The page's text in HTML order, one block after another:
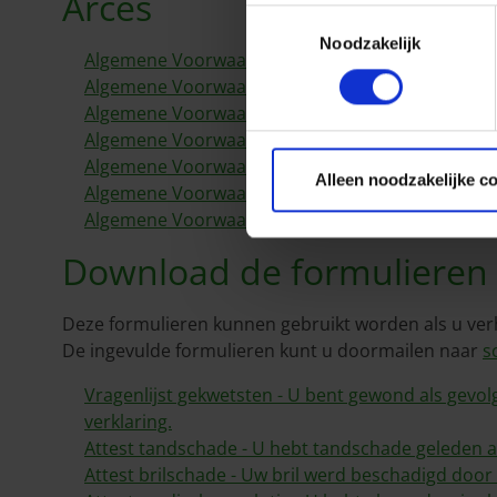
Noodzakelijk
Alleen noodzakelijke
Algemene Voorwaarden Rechtsbijstand AUTO
Algemene Voorwaarden Rechtsbijstand NA
Algemene Voorwaarden Rechtsbijstand
Algemene Voorwaarden Rechtsbijstand SAFETY
Algemene Voorwaarden Rechtsbijstand SAFETY
Algemene Voorwaarden Rechtsbijstand SAFETY
Algemene Voorwaarden Rechtsbijstand MEDE-
Download de formulieren
Deze formulieren kunnen gebruikt worden als u
De ingevulde formulieren kunt u doormailen naar
Vragenlijst gekwetsten - U bent gewond als
verklaring.
Attest tandschade - U hebt tandschade geleden
Attest brilschade - Uw bril werd beschadigd